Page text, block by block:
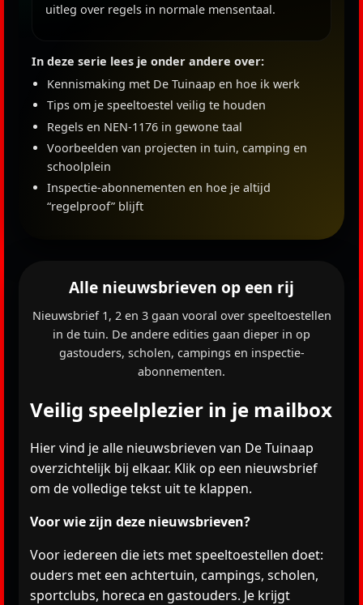
uitleg over regels in normale mensentaal.
In deze serie lees je onder andere over:
Kennismaking met De Tuinaap en hoe ik werk
Tips om je speeltoestel veilig te houden
Regels en NEN-1176 in gewone taal
Voorbeelden van projecten in tuin, camping en
schoolplein
Inspectie-abonnementen en hoe je altijd
“regelproof” blijft
Alle nieuwsbrieven op een rij
Nieuwsbrief 1, 2 en 3 gaan vooral over speeltoestellen
in de tuin. De andere edities gaan dieper in op
gastouders, scholen, campings en inspectie-
abonnementen.
Veilig speelplezier in je mailbox
Hier vind je alle nieuwsbrieven van De Tuinaap
overzichtelijk bij elkaar. Klik op een nieuwsbrief
om de volledige tekst uit te klappen.
Voor wie zijn deze nieuwsbrieven?
Voor iedereen die iets met speeltoestellen doet:
ouders met een achtertuin, campings, scholen,
sportclubs, horeca en gastouders. Je krijgt